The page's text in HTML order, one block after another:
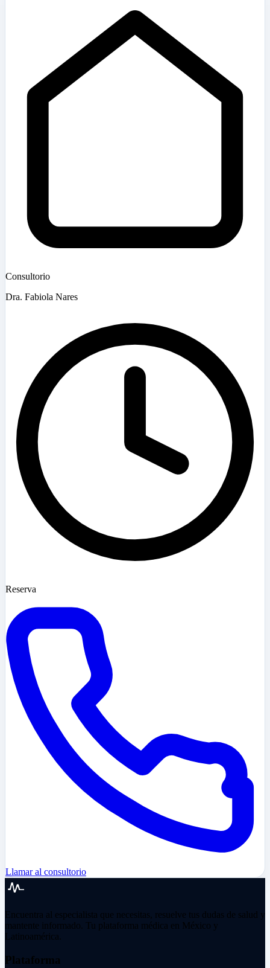
Consultorio
Dra. Fabiola Nares
Reserva
Llamar al consultorio
Encuentra al especialista que necesitas, resuelve tus dudas de salud y
mantente informado. Tu plataforma médica en México y
Latinoamérica.
Plataforma